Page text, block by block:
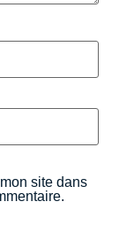
site dans